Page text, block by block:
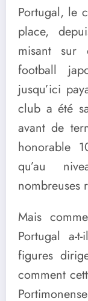
Portugal, le
place,
misant sur
football
jusqu’ici
club a été
avant de
honorable
qu’au
nombreuses
Mais
Portugal a-
figures
comment